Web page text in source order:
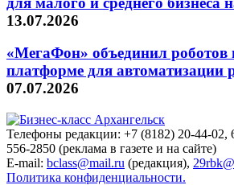
13.07.2026
«МегаФон» объединил роботов
платформе для автоматизации
07.07.2026
Телефоны редакции: +7 (8182) 20-44-02,
556-2850 (реклама в газете и на сайте)
E-mail: bclass@mail.ru (редакция),
Политика конфиденциальности.